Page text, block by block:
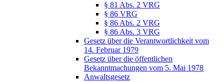
§ 81 Abs. 2 VRG
§ 86 VRG
§ 86 Abs. 2 VRG
§ 86 Abs. 3 VRG
Gesetz über die Verantwortlichkeit vom
14. Februar 1979
Gesetz über die öffentlichen
Bekanntmachungen vom 5. Mai 1978
Anwaltsgesetz